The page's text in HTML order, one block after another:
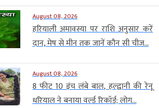
August 08, 2026
हरियाली अमावस्या पर राशि अनुसार करें
दान, मेष से मीन तक जानें कौन सी चीज...
August 08, 2026
8 फीट 10 इंच लंबे बाल, हल्द्वानी की रेनू
धरियाल ने बनाया वर्ल्ड रिकॉर्ड; लोग...